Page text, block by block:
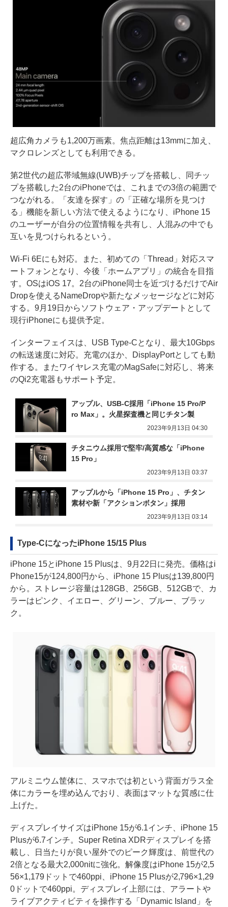
超広角カメラも1,200万画素。焦点距離は13mmに加え、
マクロレンズとしても利用できる。
第2世代の超広帯域無線(UWB)チップを搭載し、同チッ
プを搭載した2台のiPhoneでは、これまでの3倍の範囲で
つながれる。「友達を探す」の「正確な場所を見つけ
る」機能を新しい方法で使えるようになり、iPhone 15
のユーザーが自分の位置情報を共有し、人混みの中でも
互いを見つけられるという。
Wi-Fi 6Eにも対応。また、初めての「Thread」対応スマ
ートフォンとなり、今後「ホームアプリ」の統合を目指
す。OSはiOS 17。2台のiPhone同士を近づけるだけでAir
Dropを使えるNameDropや新たなメッセージなどに対応
する。9月19日からソフトウェア・アップデートとして
現行iPhoneにも提供予定。
インターフェイスは、USB Type-Cとなり、最大10Gbps
の転送速度に対応。充電のほか、DisplayPortとしても動
作する。またワイヤレス充電のMagSafeに対応し、将来
のQi2充電器もサポート予定。
アップル、USB-C採用「iPhone 15 Pro/P
ro Max」。火星探査機と同じチタン製
2023年9月13日 04:30
チタニウム採用で堅牢/高質感な「iPhone
15 Pro」
2023年9月13日 03:37
アップルから「iPhone 15 Pro」、チタン
素材や新「アクションボタン」採用
2023年9月13日 03:14
Type-CになったiPhone 15/15 Plus
iPhone 15とiPhone 15 Plusは、9月22日に発売。価格はi
Phone15が124,800円から、iPhone 15 Plusは139,800円
から。ストレージ容量は128GB、256GB、512GBで、カ
ラーはピンク、イエロー、グリーン、ブルー、ブラッ
ク。
アルミニウム筐体に、スマホでは初という背面ガラス全
体にカラーを埋め込んでおり、表面はマットな質感に仕
上げた。
ディスプレイサイズはiPhone 15が6.1インチ、iPhone 15
Plusが6.7インチ。Super Retina XDRディスプレイを搭
載し、日当たりが良い屋外でのピーク輝度は、前世代の
2倍となる最大2,000nitに強化。解像度はiPhone 15が2,5
56×1,179ドットで460ppi、iPhone 15 Plusが2,796×1,29
0ドットで460ppi。ディスプレイ上部には、アラートや
ライブアクティビティを操作する「Dynamic Island」を